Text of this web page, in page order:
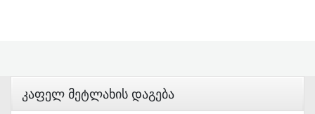
Კაფელ Მეტლახის Დაგება